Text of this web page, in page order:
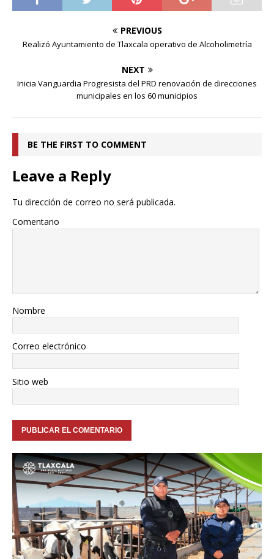
PREVIOUS
Realizó Ayuntamiento de Tlaxcala operativo de Alcoholimetría
NEXT
Inicia Vanguardia Progresista del PRD renovación de direcciones
municipales en los 60 municipios
BE THE FIRST TO COMMENT
Leave a Reply
Tu dirección de correo no será publicada.
Comentario
Nombre
Correo electrónico
Sitio web